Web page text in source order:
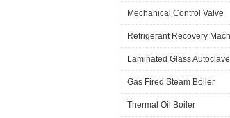
Mechanical Control Valve
Refrigerant Recovery
Laminated Glass Autoclave
Gas Fired Steam Boiler
Thermal Oil Boiler